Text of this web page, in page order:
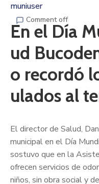
muniuser
Comment off
En el Día
ud
o recordó
ulados al
El director de Salud,
municipal en el Día
sostuvo que en la
ofrecen servicios de
niños, sin obra social y